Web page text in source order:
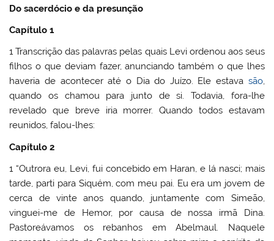
Do sacerdócio e da presunção
Capítulo 1
1 Transcrição das palavras pelas quais Levi ordenou aos seus
filhos o que deviam fazer, anunciando também o que lhes
haveria de acontecer até o Dia do Juízo. Ele estava são,
quando os chamou para junto de si. Todavia, fora-lhe
revelado que breve iria morrer. Quando todos estavam
reunidos, falou-lhes:
Capítulo 2
1 “Outrora eu, Levi, fui concebido em Haran, e lá nasci; mais
tarde, parti para Siquém, com meu pai. Eu era um jovem de
cerca de vinte anos quando, juntamente com Simeão,
vinguei-me de Hemor, por causa de nossa irmã Dina.
Pastoreávamos os rebanhos em Abelmaul. Naquele